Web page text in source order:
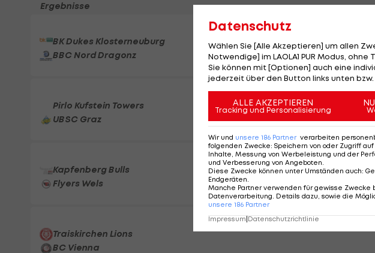
Ergebnisse
BK Dukes Klosterneuburg
BBC Nord Dragonz
Pirlo Kufstein Towers
UBSC Graz
Kapfenberg Bulls
Flyers Wels
Traiskirchen Lions
BC Vienna
Datenschutz
Wählen Sie [Alle Akzeptieren] um allen
Notwendige] im LAOLA1 PUR Modus,
Sie können mit [Optionen] auch eine
jederzeit über den Button links unten bzw.
ALLE AKZEPTIEREN
Tracking und Personalisierung
Wir und unsere 186 Partner verarbeiten
folgenden Zwecke: Speichern von oder Zugriff
Inhalte, Messung von Werbeleistung und der
und Verbesserung von Angeboten
Diese Zwecke können unter Umständen auch:
Endgeräten
Manche Partner verwenden für gewisse
Datenverarbeitung. Details dazu, sowie die
unsere 186 Partner
Impressum|Datenschutzrichtlinie